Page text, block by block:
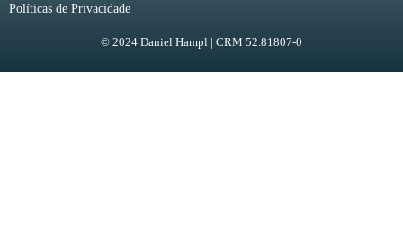
Políticas de Privacidade
© 2024 Daniel Hampl | CRM 52.81807-0